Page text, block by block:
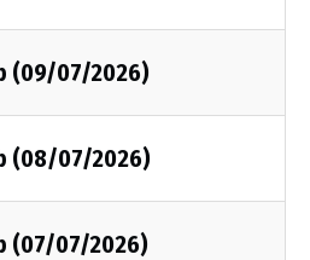
(09/07/2026)
(08/07/2026)
(07/07/2026)